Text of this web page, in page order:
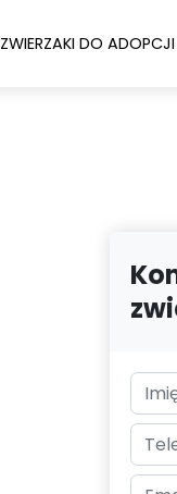
ZWIERZAKI DO ADOPCJI